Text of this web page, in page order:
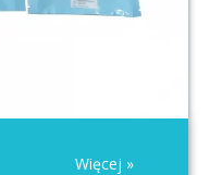
Więcej »